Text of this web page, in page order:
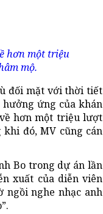
hơn một triệu
mộ.
đối mặt với thời tiết
ứng của khán
về hơn một triệu lượt
đó, MV cũng cán
Bo trong dự án lần
xuất của diễn viên
ngồi nghe nhạc anh